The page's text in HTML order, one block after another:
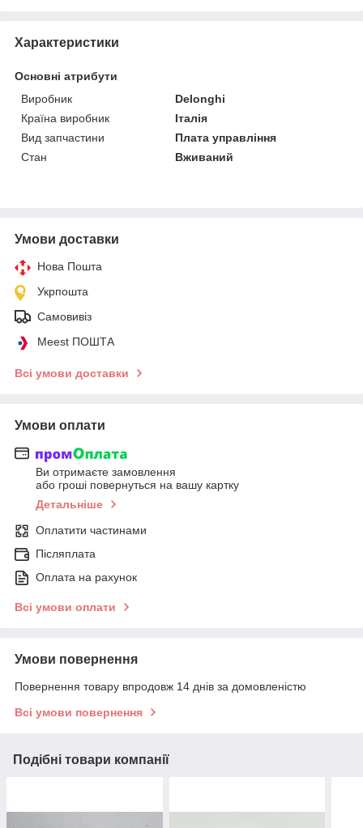
Характеристики
Основні атрибути
Виробник
Delonghi
Країна виробник
Італія
Вид запчастини
Плата управління
Стан
Вживаний
Умови доставки
Нова Пошта
Укрпошта
Самовивіз
Meest ПОШТА
Всі умови доставки
Умови оплати
Ви отримаєте замовлення
або гроші повернуться на вашу картку
Детальніше
Оплатити частинами
Післяплата
Оплата на рахунок
Всі умови оплати
Умови повернення
Повернення товару впродовж 14 днів за домовленістю
Всі умови повернення
Подібні товари компанії